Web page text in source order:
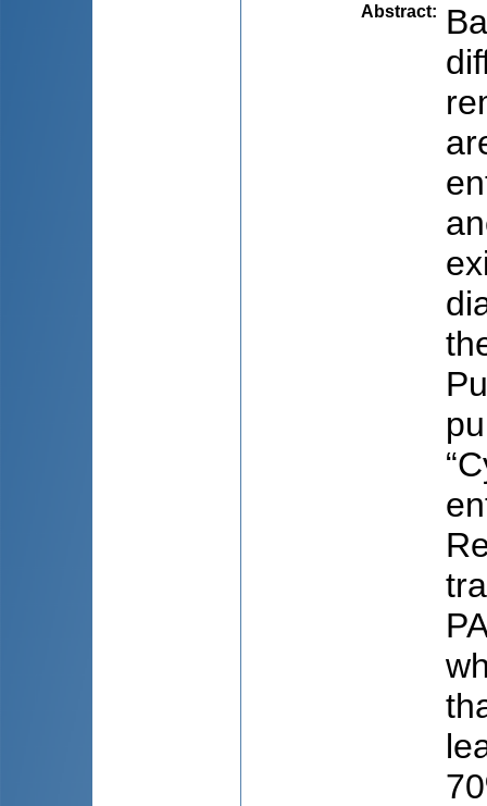
Abstract: